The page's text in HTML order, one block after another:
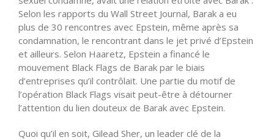
Selon les rapports du Wall Street Journal, Barak a eu
plus de 30 rencontres avec Epstein, même après sa
condamnation, le rencontrant dans le jet privé d’Epstein
et ailleurs. Selon Haaretz, Epstein a financé le
mouvement Black Flags de Barak par le biais
d’entreprises qu’il contrôlait. Une partie du motif de
l’opération Black Flags visait peut-être à détourner
l’attention du lien douteux de Barak avec Epstein.
Quoi qu’il en soit, Gilead Sher, un leader clé de la